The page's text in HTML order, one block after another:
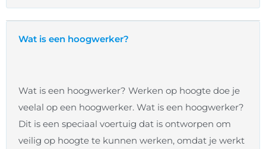
Wat is een hoogwerker?
Wat is een hoogwerker? Werken op hoogte doe je
veelal op een hoogwerker. Wat is een hoogwerker?
Dit is een speciaal voertuig dat is ontworpen om
veilig op hoogte te kunnen werken, omdat je werkt